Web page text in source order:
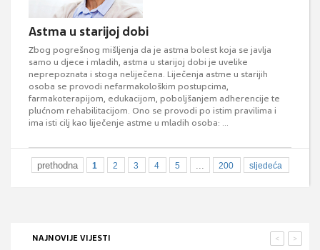
Astma u starijoj dobi
Zbog pogrešnog mišljenja da je astma bolest koja se javlja
samo u djece i mladih, astma u starijoj dobi je uvelike
neprepoznata i stoga neliječena. Liječenja astme u starijih
osoba se provodi nefarmakološkim postupcima,
farmakoterapijom, edukacijom, poboljšanjem adherencije te
plućnom rehabilitacijom. Ono se provodi po istim pravilima i
ima isti cilj kao liječenje astme u mladih osoba: ...
prethodna 1 2 3 4 5 ... 200 sljedeća
NAJNOVIJE VIJESTI >
<